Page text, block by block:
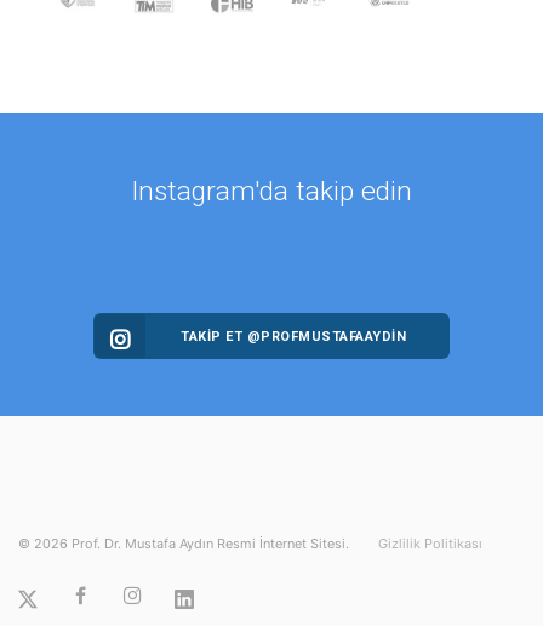
Instagram'da takip edin
TAKİP ET @PROFMUSTAFAAYDIN
© 2026 Prof. Dr. Mustafa Aydın Resmi İnternet Sitesi. Gizlilik Politikası